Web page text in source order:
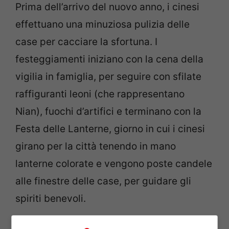
Prima dell’arrivo del nuovo anno, i cinesi
effettuano una minuziosa pulizia delle
case per cacciare la sfortuna. I
festeggiamenti iniziano con la cena della
vigilia in famiglia, per seguire con sfilate
raffiguranti leoni (che rappresentano
Nian), fuochi d’artifici e terminano con la
Festa delle Lanterne, giorno in cui i cinesi
girano per la città tenendo in mano
lanterne colorate e vengono poste candele
alle finestre delle case, per guidare gli
spiriti benevoli.